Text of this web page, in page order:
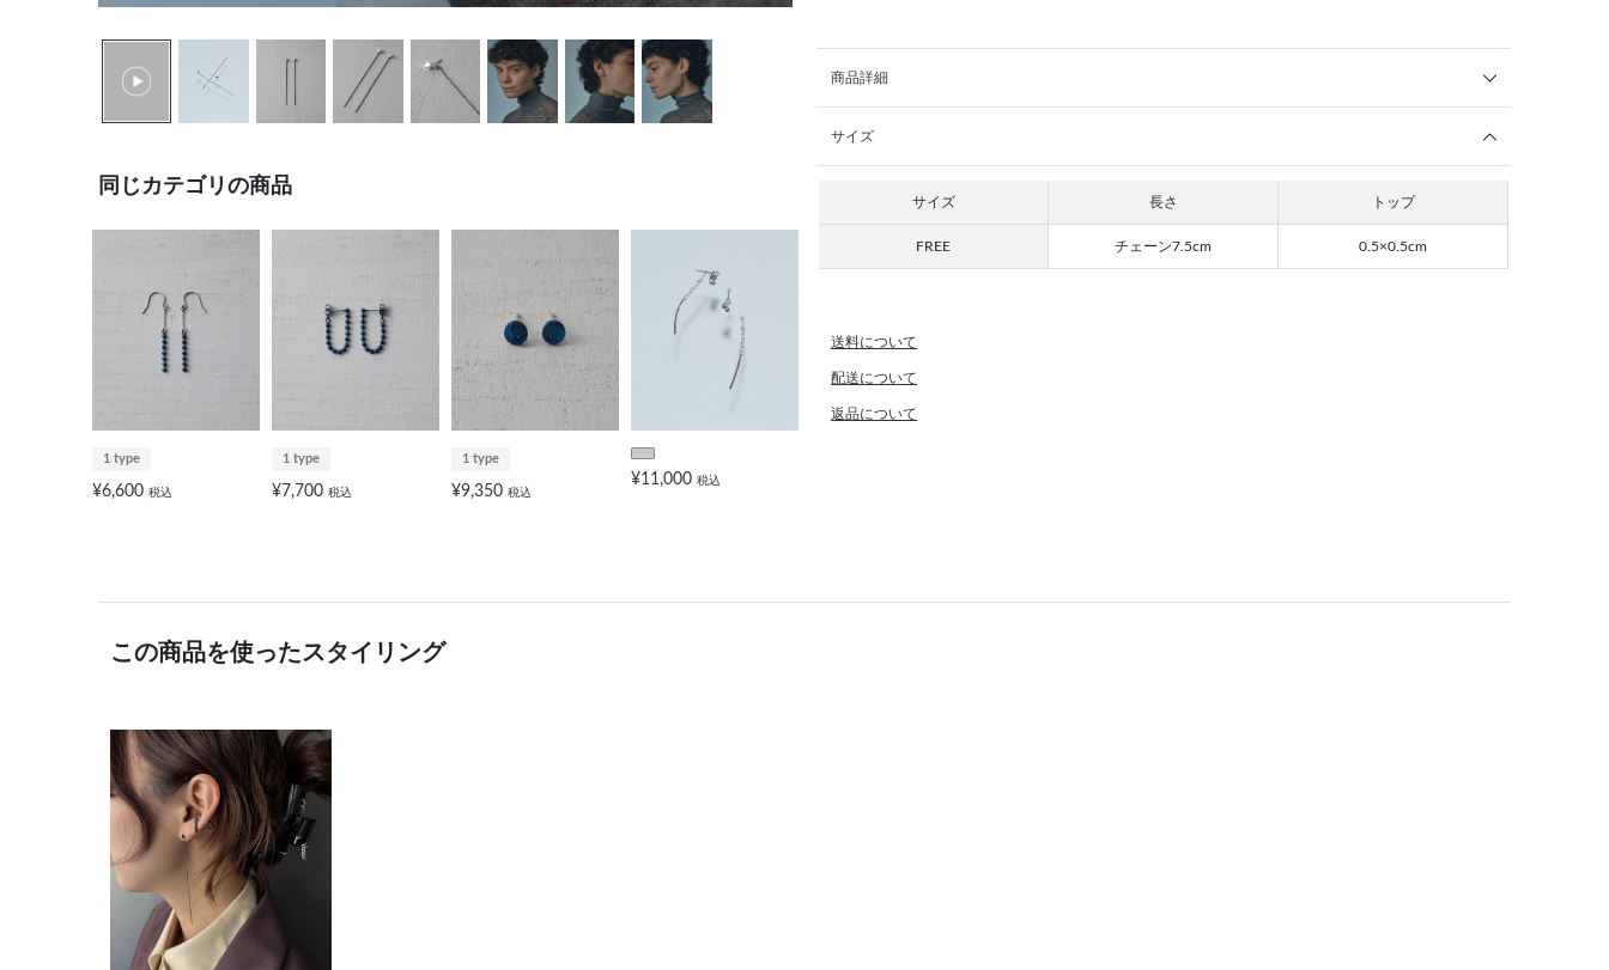
同じカテゴリの商品
1 type
¥6,600 税込
1 type
¥7,700 税込
1 type
¥9,350 税込
¥11,000 税込
商品詳細
サイズ
サイズ 長さ トップ
FREE チェーン7.5cm 0.5×0.5cm
送料について
配送について
返品について
この商品を使ったスタイリング